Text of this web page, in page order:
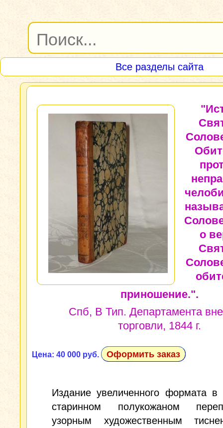
Все разделы сайта
о
приношение.".
Спб, В Тип. Департамента
торговли, 1844 г.
Цена: 40 000 руб. Оформить заказ
Издание увеличенного формата в
старинном полукожаном
узорным художественным